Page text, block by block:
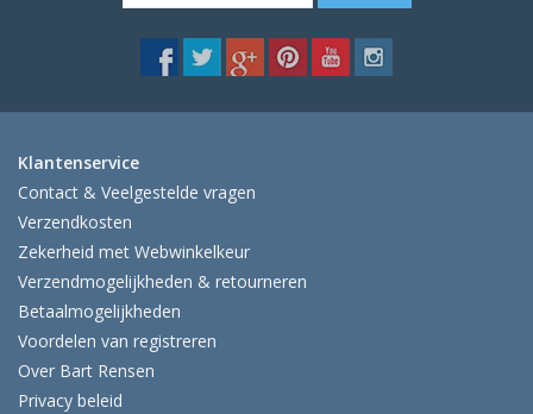
Klantenservice
Contact & Veelgestelde vragen
Verzendkosten
Zekerheid met Webwinkelkeur
Verzendmogelijkheden & retourneren
Betaalmogelijkheden
Voordelen van registreren
Over Bart Rensen
Privacy beleid